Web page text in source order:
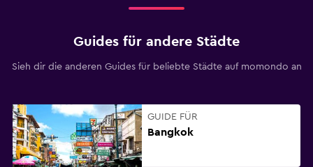
Guides für andere Städte
Sieh dir die anderen Guides für beliebte Städte auf momondo an
GUIDE FÜR
Bangkok